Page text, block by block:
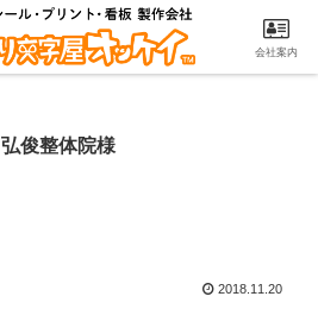
弘俊整体院様
2018.11.20
会社案内